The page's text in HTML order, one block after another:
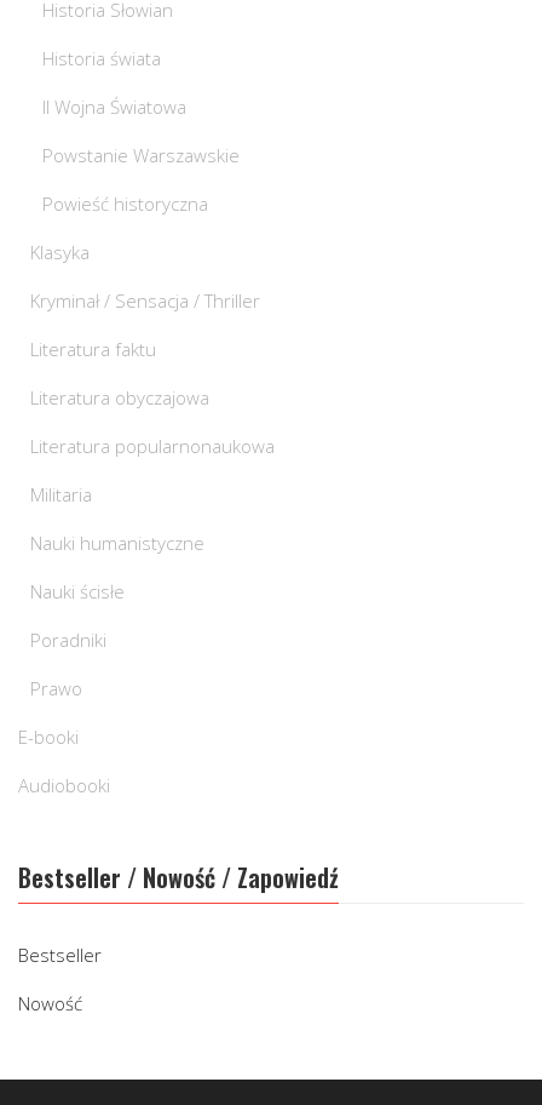
Historia Słowian
Historia świata
II Wojna Światowa
Powstanie Warszawskie
Powieść historyczna
Klasyka
Kryminał / Sensacja / Thriller
Literatura faktu
Literatura obyczajowa
Literatura popularnonaukowa
Militaria
Nauki humanistyczne
Nauki ścisłe
Poradniki
Prawo
E-booki
Audiobooki
Bestseller / Nowość / Zapowiedź
Bestseller
Nowość